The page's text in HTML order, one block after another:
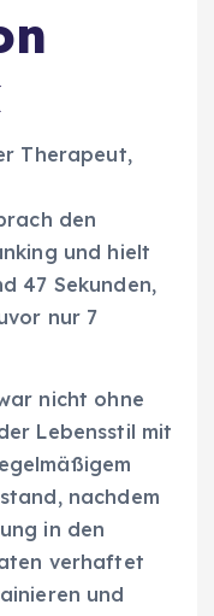
Therapeut,
den
und hielt
47 Sekunden,
nur 7
nicht ohne
Lebensstil mit
nachdem
in den
verhaftet
und